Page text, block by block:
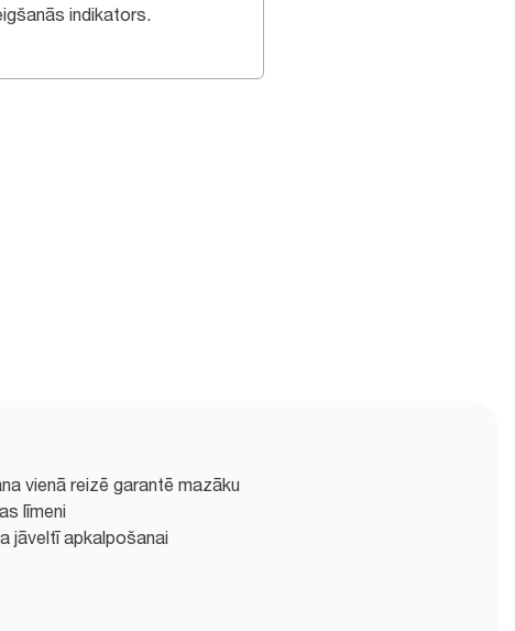
indikators.
vienā reizē garantē mazāku
līmeni
jāveltī apkalpošanai